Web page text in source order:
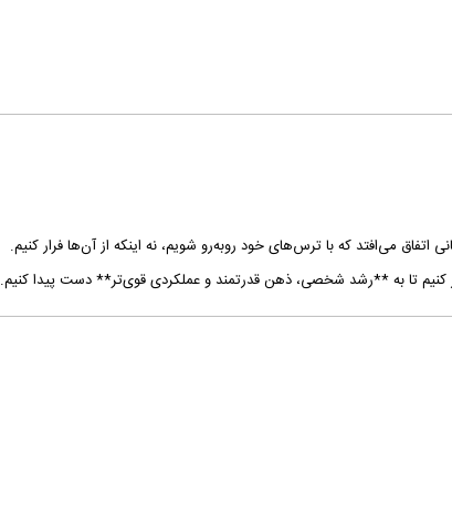
می‌افتد که با ترس‌های خود روبه‌رو شویم، نه اینکه از آن‌ها فرار کنیم.
کنیم تا به **رشد شخصی، ذهن قدرتمند و عملکردی قوی‌تر** دست پیدا کنیم.